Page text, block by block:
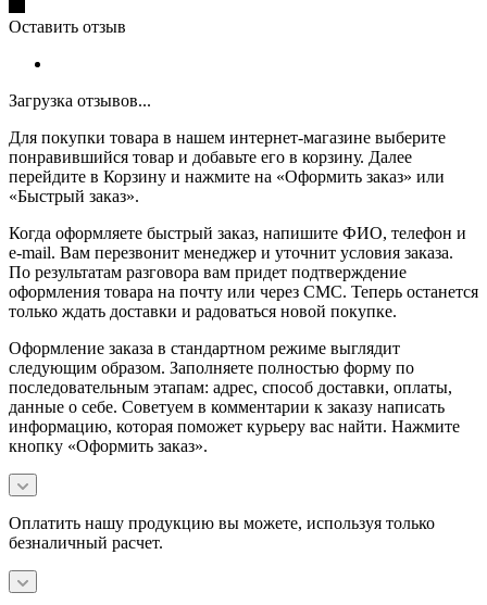
Оставить отзыв
Загрузка отзывов...
Для покупки товара в нашем интернет-магазине выберите
понравившийся товар и добавьте его в корзину. Далее
перейдите в Корзину и нажмите на «Оформить заказ» или
«Быстрый заказ».
Когда оформляете быстрый заказ, напишите ФИО, телефон и
e-mail. Вам перезвонит менеджер и уточнит условия заказа.
По результатам разговора вам придет подтверждение
оформления товара на почту или через СМС. Теперь останется
только ждать доставки и радоваться новой покупке.
Оформление заказа в стандартном режиме выглядит
следующим образом. Заполняете полностью форму по
последовательным этапам: адрес, способ доставки, оплаты,
данные о себе. Советуем в комментарии к заказу написать
информацию, которая поможет курьеру вас найти. Нажмите
кнопку «Оформить заказ».
Оплатить нашу продукцию вы можете, используя только
безналичный расчет.